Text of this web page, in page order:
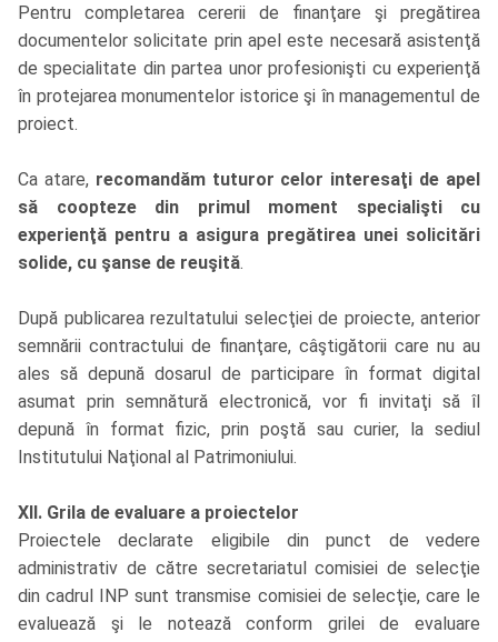
Pentru completarea cererii de finanţare şi pregătirea
documentelor solicitate prin apel este necesară asistenţă
de specialitate din partea unor profesionişti cu experienţă
în protejarea monumentelor istorice şi în managementul de
proiect.
Ca atare, recomandăm tuturor celor interesaţi de apel
să coopteze din primul moment specialişti cu
experienţă pentru a asigura pregătirea unei solicitări
solide, cu şanse de reuşită.
După publicarea rezultatului selecţiei de proiecte, anterior
semnării contractului de finanţare, câştigătorii care nu au
ales să depună dosarul de participare în format digital
asumat prin semnătură electronică, vor fi invitaţi să îl
depună în format fizic, prin poştă sau curier, la sediul
Institutului Naţional al Patrimoniului.
XII. Grila de evaluare a proiectelor
Proiectele declarate eligibile din punct de vedere
administrativ de către secretariatul comisiei de selecţie
din cadrul INP sunt transmise comisiei de selecţie, care le
evaluează şi le notează conform grilei de evaluare